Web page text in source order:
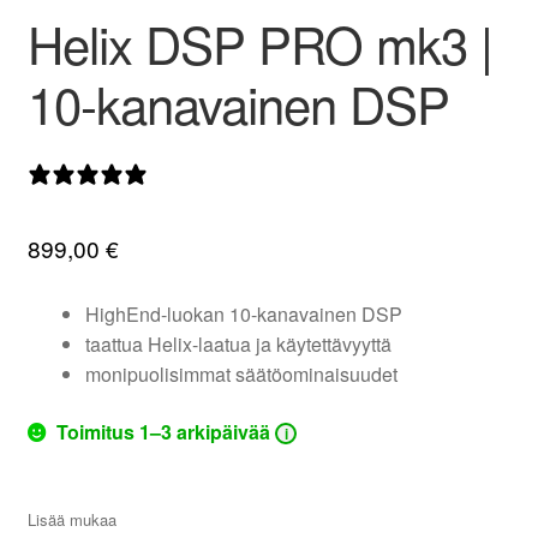
valikko
Helix DSP PRO mk3 |
10-kanavainen DSP
899,00 €
HighEnd-luokan 10-kanavainen DSP
taattua Helix-laatua ja käytettävyyttä
monipuolisimmat säätöominaisuudet
Toimitus 1–3 arkipäivää i
Lisää mukaa